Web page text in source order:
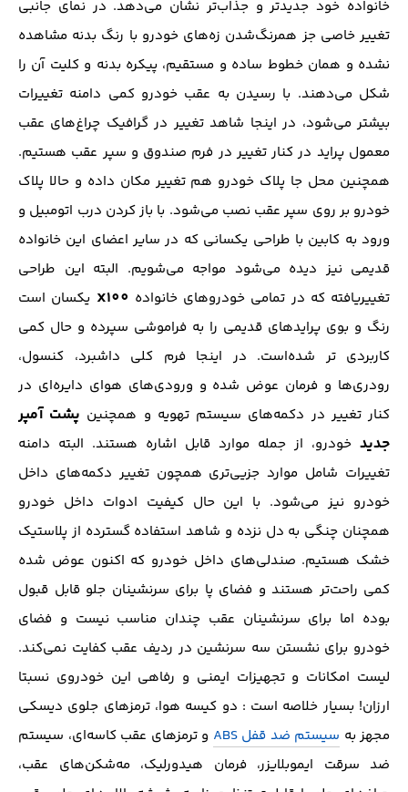
خانواده خود جدید‌تر و جذاب‌تر نشان می‌دهد. در نمای جانبی
تغییر خاصی جز همرنگ‌شدن زه‌های خودرو با رنگ بدنه مشاهده
نشده و همان خطوط ساده و مستقیم، پیکره بدنه و کلیت آن را
شکل می‌دهند. با رسیدن به عقب خودرو کمی دامنه تغییرات
بیشتر می‌شود، در اینجا شاهد تغییر در گرافیک چراغ‌های عقب
معمول پراید در کنار تغییر در فرم صندوق و سپر عقب هستیم.
همچنین محل جا پلاک خودرو‌ هم تغییر مکان داده و حالا پلاک
خودرو بر روی سپر عقب نصب می‌شود. با باز کردن درب اتومبیل و
ورود به کابین با طراحی یکسانی که در سایر اعضای این خانواده
قدیمی نیز دیده می‌شود مواجه می‌شویم. البته این طراحی
تغییر‌یافته که در تمامی خودرو‌های خانواده X100 یکسان است
رنگ و بوی پراید‌های قدیمی را به فراموشی سپرده و حال کمی
کاربردی تر شده‌است. در اینجا فرم کلی داشبرد، کنسول،
رودری‌ها و فرمان عوض شده و ورودی‌های هوای دایره‌ای در
کنار تغییر در دکمه‌های سیستم تهویه و همچنین پشت آمپر
جدید خودرو، از جمله موارد قابل اشاره هستند. البته دامنه‌
تغییرات شامل موارد جزیی‌تری همچون تغییر دکمه‌های داخل
خودرو نیز می‌شود. با این حال کیفیت ادوات داخل خودرو
همچنان چنگی به دل نزده و شاهد استفاده گسترده از پلاستیک
خشک هستیم. صندلی‌های داخل خودرو که اکنون عوض شده
کمی راحت‌تر هستند و فضای پا برای سرنشینان جلو قابل قبول
بوده اما برای سرنشینان عقب چندان مناسب نیست و فضای
خودرو برای نشستن سه سرنشین در ردیف عقب کفایت نمی‌کند.
لیست امکانات و تجهیزات ایمنی و رفاهی این خودروی نسبتا
ارزان! بسیار خلاصه است : دو کیسه هوا، ترمز‌های جلوی دیسکی
مجهز به سیستم ضد قفل ABS
و ترمز‌های عقب کاسه‌ای، سیستم
ضد سرقت ایموبلایزر، فرمان هیدورلیک، مه‌شکن‌های عقب،